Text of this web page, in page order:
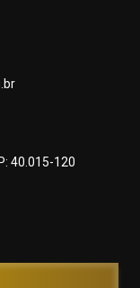
40.015-120